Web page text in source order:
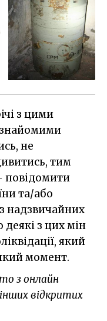
з цими
не
тим
повідомити
та/або
надзвичайних
деякі з цих мін
який
момент.
з онлайн
відкритих